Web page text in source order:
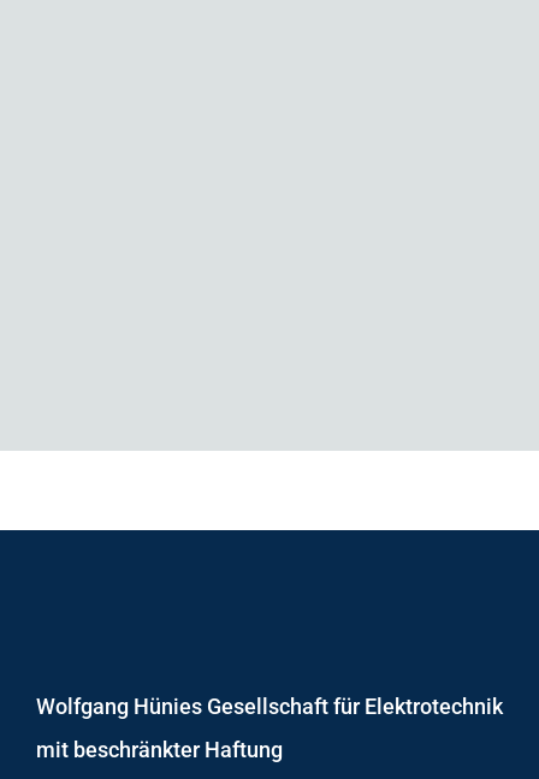
Wolfgang Hünies Gesellschaft für Elektrotechnik
mit beschränkter Haftung